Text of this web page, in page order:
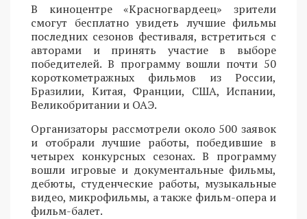
В киноцентре «Красногвардеец» зрители
смогут бесплатно увидеть лучшие фильмы
последних сезонов фестиваля, встретиться с
авторами и принять участие в выборе
победителей. В программу вошли почти 50
короткометражных фильмов из России,
Бразилии, Китая, Франции, США, Испании,
Великобритании и ОАЭ.
Организаторы рассмотрели около 500 заявок
и отобрали лучшие работы, победившие в
четырех конкурсных сезонах. В программу
вошли игровые и документальные фильмы,
дебюты, студенческие работы, музыкальные
видео, микрофильмы, а также фильм-опера и
фильм-балет.